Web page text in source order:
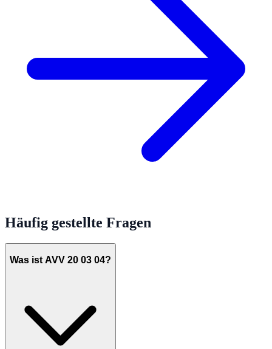
Häufig gestellte Fragen
Was ist AVV 20 03 04?